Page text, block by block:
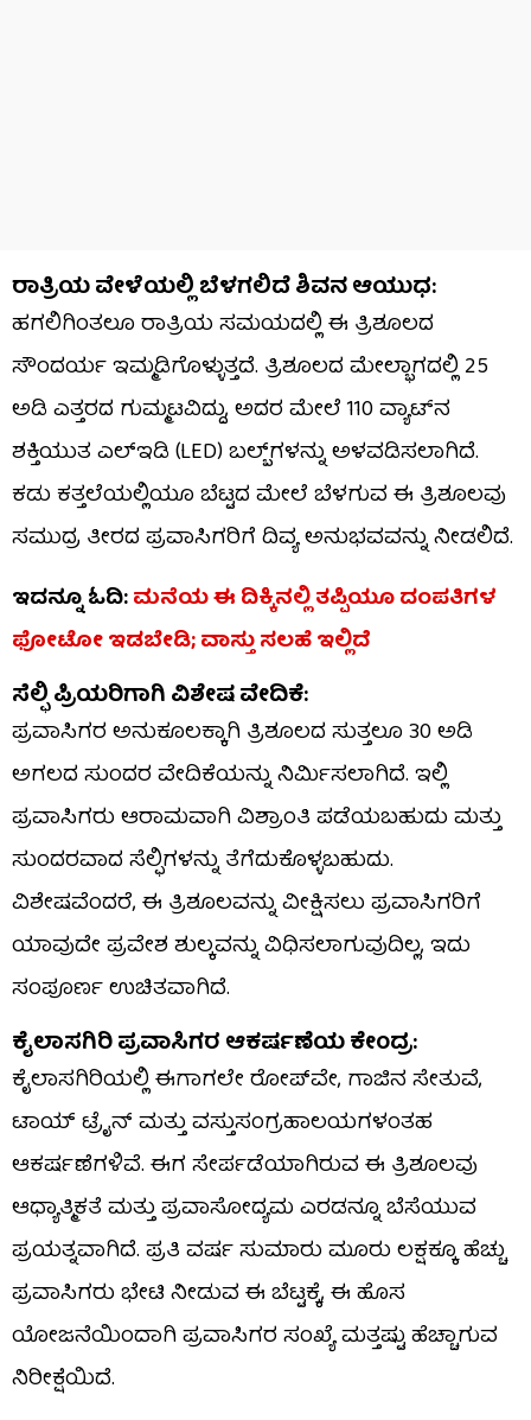
ರಾತ್ರಿಯ ವೇಳೆಯಲ್ಲಿ ಬೆಳಗಲಿದೆ ಶಿವನ ಆಯುಧ:
ಹಗಲಿಗಿಂತಲೂ ರಾತ್ರಿಯ ಸಮಯದಲ್ಲಿ ಈ ತ್ರಿಶೂಲದ
ಸೌಂದರ್ಯ ಇಮ್ಮಡಿಗೊಳ್ಳುತ್ತದೆ. ತ್ರಿಶೂಲದ ಮೇಲ್ಭಾಗದಲ್ಲಿ 25
ಅಡಿ ಎತ್ತರದ ಗುಮ್ಮಟವಿದ್ದು, ಅದರ ಮೇಲೆ 110 ವ್ಯಾಟ್‌ನ
ಶಕ್ತಿಯುತ ಎಲ್‌ಇಡಿ (LED) ಬಲ್ಬ್‌ಗಳನ್ನು ಅಳವಡಿಸಲಾಗಿದೆ.
ಕಡು ಕತ್ತಲೆಯಲ್ಲಿಯೂ ಬೆಟ್ಟದ ಮೇಲೆ ಬೆಳಗುವ ಈ ತ್ರಿಶೂಲವು
ಸಮುದ್ರ ತೀರದ ಪ್ರವಾಸಿಗರಿಗೆ ದಿವ್ಯ ಅನುಭವವನ್ನು ನೀಡಲಿದೆ.
ಇದನ್ನೂ ಓದಿ:ಮನೆಯ ಈ ದಿಕ್ಕಿನಲ್ಲಿ ತಪ್ಪಿಯೂ ದಂಪತಿಗಳ
ಫೋಟೋ ಇಡಬೇಡಿ; ವಾಸ್ತು ಸಲಹೆ ಇಲ್ಲಿದೆ
ಸೆಲ್ಫಿ ಪ್ರಿಯರಿಗಾಗಿ ವಿಶೇಷ ವೇದಿಕೆ:
ಪ್ರವಾಸಿಗರ ಅನುಕೂಲಕ್ಕಾಗಿ ತ್ರಿಶೂಲದ ಸುತ್ತಲೂ 30 ಅಡಿ
ಅಗಲದ ಸುಂದರ ವೇದಿಕೆಯನ್ನು ನಿರ್ಮಿಸಲಾಗಿದೆ. ಇಲ್ಲಿ
ಪ್ರವಾಸಿಗರು ಆರಾಮವಾಗಿ ವಿಶ್ರಾಂತಿ ಪಡೆಯಬಹುದು ಮತ್ತು
ಸುಂದರವಾದ ಸೆಲ್ಫಿಗಳನ್ನು ತೆಗೆದುಕೊಳ್ಳಬಹುದು.
ವಿಶೇಷವೆಂದರೆ, ಈ ತ್ರಿಶೂಲವನ್ನು ವೀಕ್ಷಿಸಲು ಪ್ರವಾಸಿಗರಿಗೆ
ಯಾವುದೇ ಪ್ರವೇಶ ಶುಲ್ಕವನ್ನು ವಿಧಿಸಲಾಗುವುದಿಲ್ಲ, ಇದು
ಸಂಪೂರ್ಣ ಉಚಿತವಾಗಿದೆ.
ಕೈಲಾಸಗಿರಿ ಪ್ರವಾಸಿಗರ ಆಕರ್ಷಣೆಯ ಕೇಂದ್ರ:
ಕೈಲಾಸಗಿರಿಯಲ್ಲಿ ಈಗಾಗಲೇ ರೋಪ್‌ವೇ, ಗಾಜಿನ ಸೇತುವೆ,
ಟಾಯ್ ಟ್ರೈನ್ ಮತ್ತು ವಸ್ತುಸಂಗ್ರಹಾಲಯಗಳಂತಹ
ಆಕರ್ಷಣೆಗಳಿವೆ. ಈಗ ಸೇರ್ಪಡೆಯಾಗಿರುವ ಈ ತ್ರಿಶೂಲವು
ಆಧ್ಯಾತ್ಮಿಕತೆ ಮತ್ತು ಪ್ರವಾಸೋದ್ಯಮ ಎರಡನ್ನೂ ಬೆಸೆಯುವ
ಪ್ರಯತ್ನವಾಗಿದೆ. ಪ್ರತಿ ವರ್ಷ ಸುಮಾರು ಮೂರು ಲಕ್ಷಕ್ಕೂ ಹೆಚ್ಚು
ಪ್ರವಾಸಿಗರು ಭೇಟಿ ನೀಡುವ ಈ ಬೆಟ್ಟಕ್ಕೆ, ಈ ಹೊಸ
ಯೋಜನೆಯಿಂದಾಗಿ ಪ್ರವಾಸಿಗರ ಸಂಖ್ಯೆ ಮತ್ತಷ್ಟು ಹೆಚ್ಚಾಗುವ
ನಿರೀಕ್ಷೆಯಿದೆ.